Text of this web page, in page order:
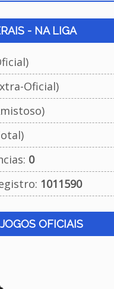
- NA LIGA
Oficial)
0
1011590
OFICIAIS